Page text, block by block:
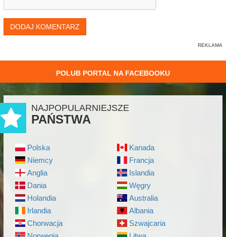
DODAJ KOMENTARZ
POLUB PORTAL NA FACEBOOKU
NAJPOPULARNIEJSZE
PAŃSTWA
Polska
Niemcy
Anglia
Dania
Holandia
Irlandia
Chorwacja
Kanada
Francja
Islandia
Węgry
Australia
Albania
Szwajcaria